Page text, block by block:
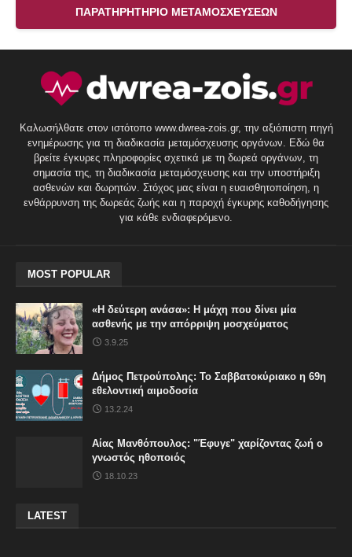
ΠΑΡΑΤΗΡΗΤΗΡΙΟ ΜΕΤΑΜΟΣΧΕΥΣΕΩΝ
Καλωσήλθατε στον ιστότοπο www.dwrea-zois.gr, την αξιόπιστη πηγή
ενημέρωσης για τη διαδικασία μεταμόσχευσης οργάνων. Εδώ θα
βρείτε έγκυρες πληροφορίες σχετικά με τη δωρεά οργάνων, τη
σημασία της, τη διαδικασία μεταμόσχευσης και την υποστήριξη
ασθενών και δωρητών. Στόχος μας είναι η ευαισθητοποίηση, η
ενθάρρυνση της δωρεάς ζωής και η παροχή έγκυρης καθοδήγησης
για κάθε ενδιαφερόμενο.
MOST POPULAR
«Η δεύτερη ανάσα»: Η μάχη που δίνει μία
ασθενής με την απόρριψη μοσχεύματος
3.9.25
Δήμος Πετρούπολης: Το Σαββατοκύριακο η 69η
εθελοντική αιμοδοσία
13.2.24
Αίας Μανθόπουλος: "Έφυγε" χαρίζοντας ζωή ο
γνωστός ηθοποιός
18.10.23
LATEST